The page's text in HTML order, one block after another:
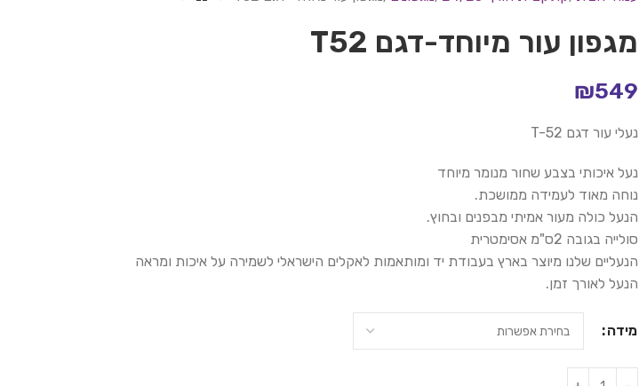
מגפון עור מיוחד-דגם T52
₪549
נעלי עור דגם T-52
נעל איכותי בצבע שחור מנומר מיוחד
נוחה מאוד לעמידה ממושכת.
הנעל כולה מעור אמיתי מבפנים ובחוץ.
סולייה בגובה 2ס"מ אסימטרית
הנעליים שלנו מיוצר בארץ בעבודת יד ומותאמות לאקלים הישראלי לשמירה על איכות ומראה
הנעל לאורך זמן.
מידה